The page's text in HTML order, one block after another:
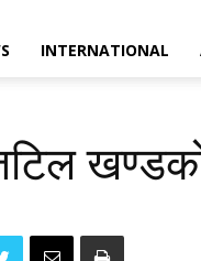
INTERNATIONAL